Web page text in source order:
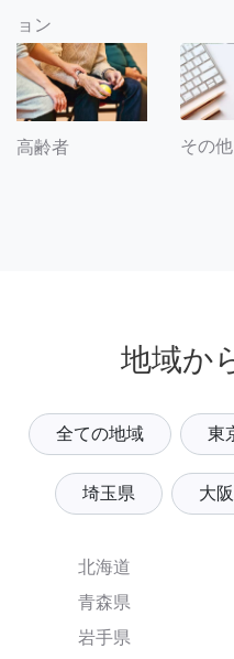
ョン
高齢者 その他
地域か
全ての地域 東
埼玉県 大
北海道
青森県
岩手県